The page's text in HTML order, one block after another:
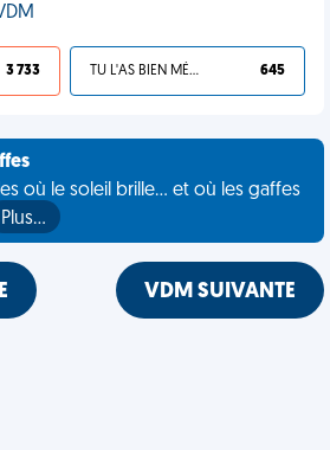
3 733 TU L'AS BIEN MÉRITÉ 645
où le soleil brille... et où les gaffes
Plus…
VDM SUIVANTE